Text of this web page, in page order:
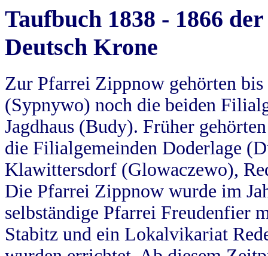
Taufbuch 1838 - 1866
Deutsch Krone
Zur Pfarrei Zippnow gehörten
(Sypnywo) noch die beiden
Jagdhaus (Budy). Früher
die Filialgemeinden Doderlage
Klawittersdorf (Glowaczewo),
Die Pfarrei Zippnow wurde im
selbständige Pfarrei Freudenfier
Stabitz und ein Lokalvikariat